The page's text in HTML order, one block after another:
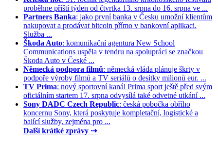
proběhne příští týden od čtvrtka 13. srpna do 16. srpna ve ...
Partners Banka: jako první banka v Česku umožní klientům
nakupovat a prodávat bitcoin přímo v bankovní aplikaci.
Služba ...
Škoda Auto: komunikační agentura New School
Communications uspěla v tendru na spolupráci se značkou
Škoda Auto v České ...
Německá podpora filmů: německá vláda plánuje škrty v
podpoře výroby filmů a TV seriálů o desítky milionů eur. ...
TV Prima: nový sportovní kanál Prima sport ještě před svým
oficiálním startem 17. srpna odvysílá také odvetné utkání ...
Sony DADC Czech Republic: česká pobočka obřího
koncernu Sony, která poskytuje kompletační, logistické a
balící služby, zejména pro ...
Další krátké zprávy ⇢